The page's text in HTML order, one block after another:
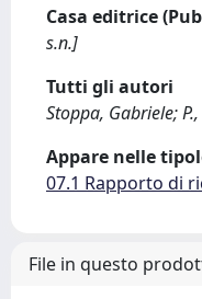
Casa editrice
s.n.]
Tutti gli autori
Stoppa, Gabriele;
Appare nelle
07.1 Rapporto di
File in questo